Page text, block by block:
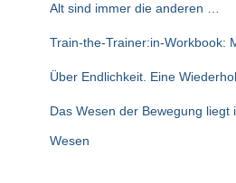
Alt sind immer die anderen …
Train-the-Trainer:in-Workbook:
Über Endlichkeit. Eine
Das Wesen der Bewegung liegt
Wesen